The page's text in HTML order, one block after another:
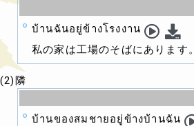
บ้านฉันอยู่ข้างโรงงาน
私の家は工場のそばにあります。
(2)隣
บ้านของสมชายอยู่ข้างบ้านฉัน